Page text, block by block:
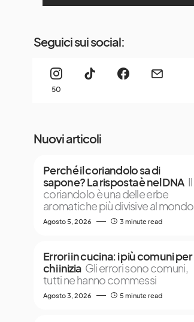
Seguici sui social:
50
Nuovi articoli
Perché il coriandolo sa di
sapone? La risposta è nel DNA Il
coriandolo è una delle erbe
aromatiche più divisive al mondo
Agosto 5, 2026 3 minute read
Errori in cucina: i più comuni per
chi inizia Gli errori sono comuni,
tutti ne hanno commessi
Agosto 3, 2026 5 minute read